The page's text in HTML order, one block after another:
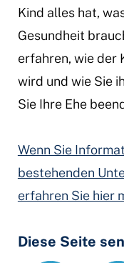
Kind alles hat,
Gesundheit
erfahren, wie der
wird und wie Sie
Sie Ihre Ehe
Wenn Sie
bestehenden
erfahren Sie hier
Diese Seite